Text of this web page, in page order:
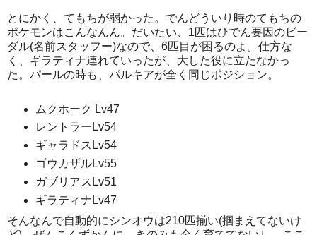
とにかく、てもちが弱かった。でんどういり時のてもちの
ポケモンはこんなんん。だいたい、1匹はひでん要因のビー
ダル(名前スタッフー)なので、6匹目が困るのよ。仕方な
く、ギラティナ連れていったが、大した役に立たなかっ
た。パールの時も、パルキアが全く同じポジション。
ムクホーク Lv47
レントラーLv54
ギャラドスLv54
ゴウカザルLv55
ガブリアスLv51
ギラティナLv47
そんなんで自動的にシンオウは210匹揃い(掴まえてないけ